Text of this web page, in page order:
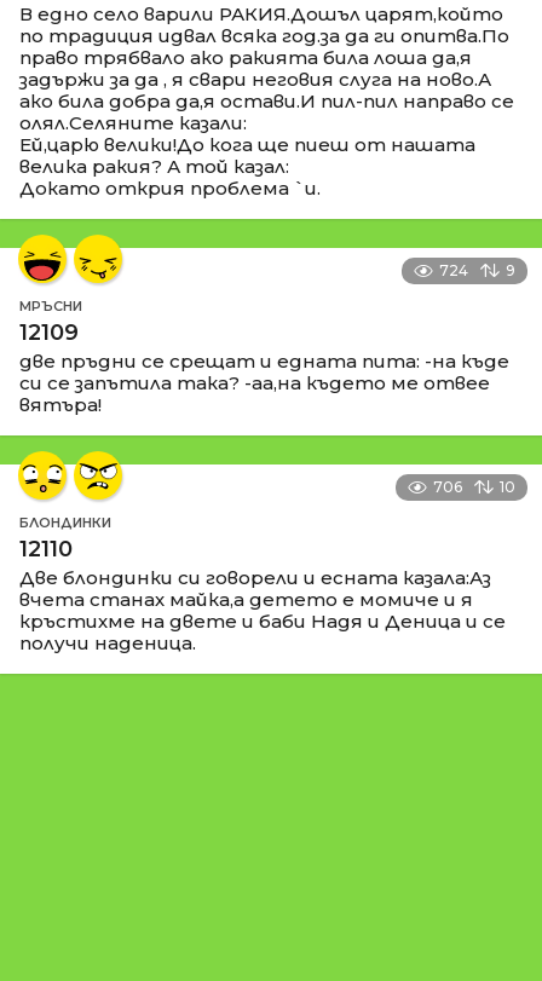
В едно село варили РАКИЯ.Дошъл царят,който
по традиция идвал всяка год.за да ги опитва.По
право трябвало ако ракията била лоша да,я
задържи за да , я свари неговия слуга на ново.А
ако била добра да,я остави.И пил-пил направо се
олял.Селяните казали:
Ей,царю велики!До кога ще пиеш от нашата
велика ракия? А той казал:
Докато открия проблема `и.
724 9
МРЪСНИ
12109
две пръдни се срещат и едната пита: -на къде
си се запътила така? -аа,на където ме отвее
вятъра!
706 10
БЛОНДИНКИ
12110
Две блондинки си говорели и есната казала:Аз
вчета станах майка,а детето е момиче и я
кръстихме на двете и баби Надя и Деница и се
получи наденица.